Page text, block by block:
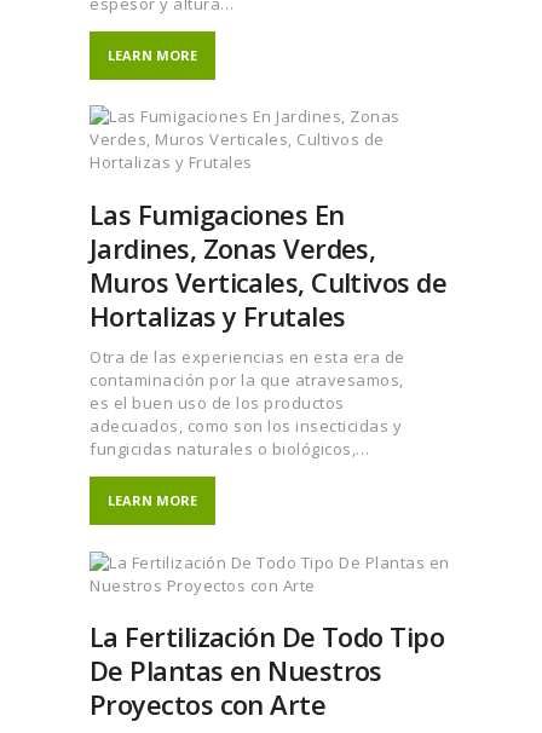
LEARN MORE
Las Fumigaciones En
Jardines, Zonas Verdes,
Muros Verticales, Cultivos de
Hortalizas y Frutales
Otra de las experiencias en esta era de
contaminación por la que atravesamos,
es el buen uso de los productos
adecuados, como son los insecticidas y
fungicidas naturales o biológicos,…
LEARN MORE
La Fertilización De Todo Tipo
De Plantas en Nuestros
Proyectos con Arte